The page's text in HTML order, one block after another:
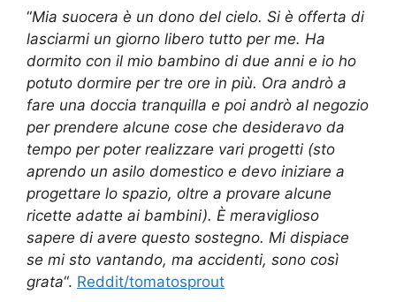
“Mia suocera è un dono del cielo. Si è offerta di
lasciarmi un giorno libero tutto per me. Ha
dormito con il mio bambino di due anni e io ho
potuto dormire per tre ore in più. Ora andrò a
fare una doccia tranquilla e poi andrò al negozio
per prendere alcune cose che desideravo da
tempo per poter realizzare vari progetti (sto
aprendo un asilo domestico e devo iniziare a
progettare lo spazio, oltre a provare alcune
ricette adatte ai bambini). È meraviglioso
sapere di avere questo sostegno. Mi dispiace
se mi sto vantando, ma accidenti, sono così
grata“. Reddit/tomatosprout